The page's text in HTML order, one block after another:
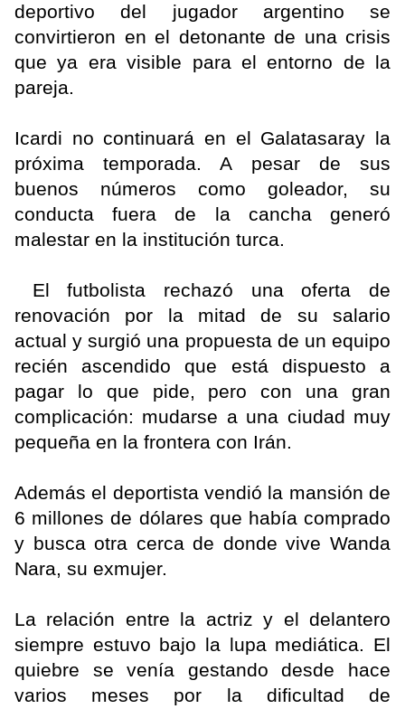
deportivo del jugador argentino se
convirtieron en el detonante de una crisis
que ya era visible para el entorno de la
pareja.
Icardi no continuará en el Galatasaray la
próxima temporada. A pesar de sus
buenos números como goleador, su
conducta fuera de la cancha generó
malestar en la institución turca.
El futbolista rechazó una oferta de
renovación por la mitad de su salario
actual y surgió una propuesta de un equipo
recién ascendido que está dispuesto a
pagar lo que pide, pero con una gran
complicación: mudarse a una ciudad muy
pequeña en la frontera con Irán.
Además el deportista vendió la mansión de
6 millones de dólares que había comprado
y busca otra cerca de donde vive Wanda
Nara, su exmujer.
La relación entre la actriz y el delantero
siempre estuvo bajo la lupa mediática. El
quiebre se venía gestando desde hace
varios meses por la dificultad de